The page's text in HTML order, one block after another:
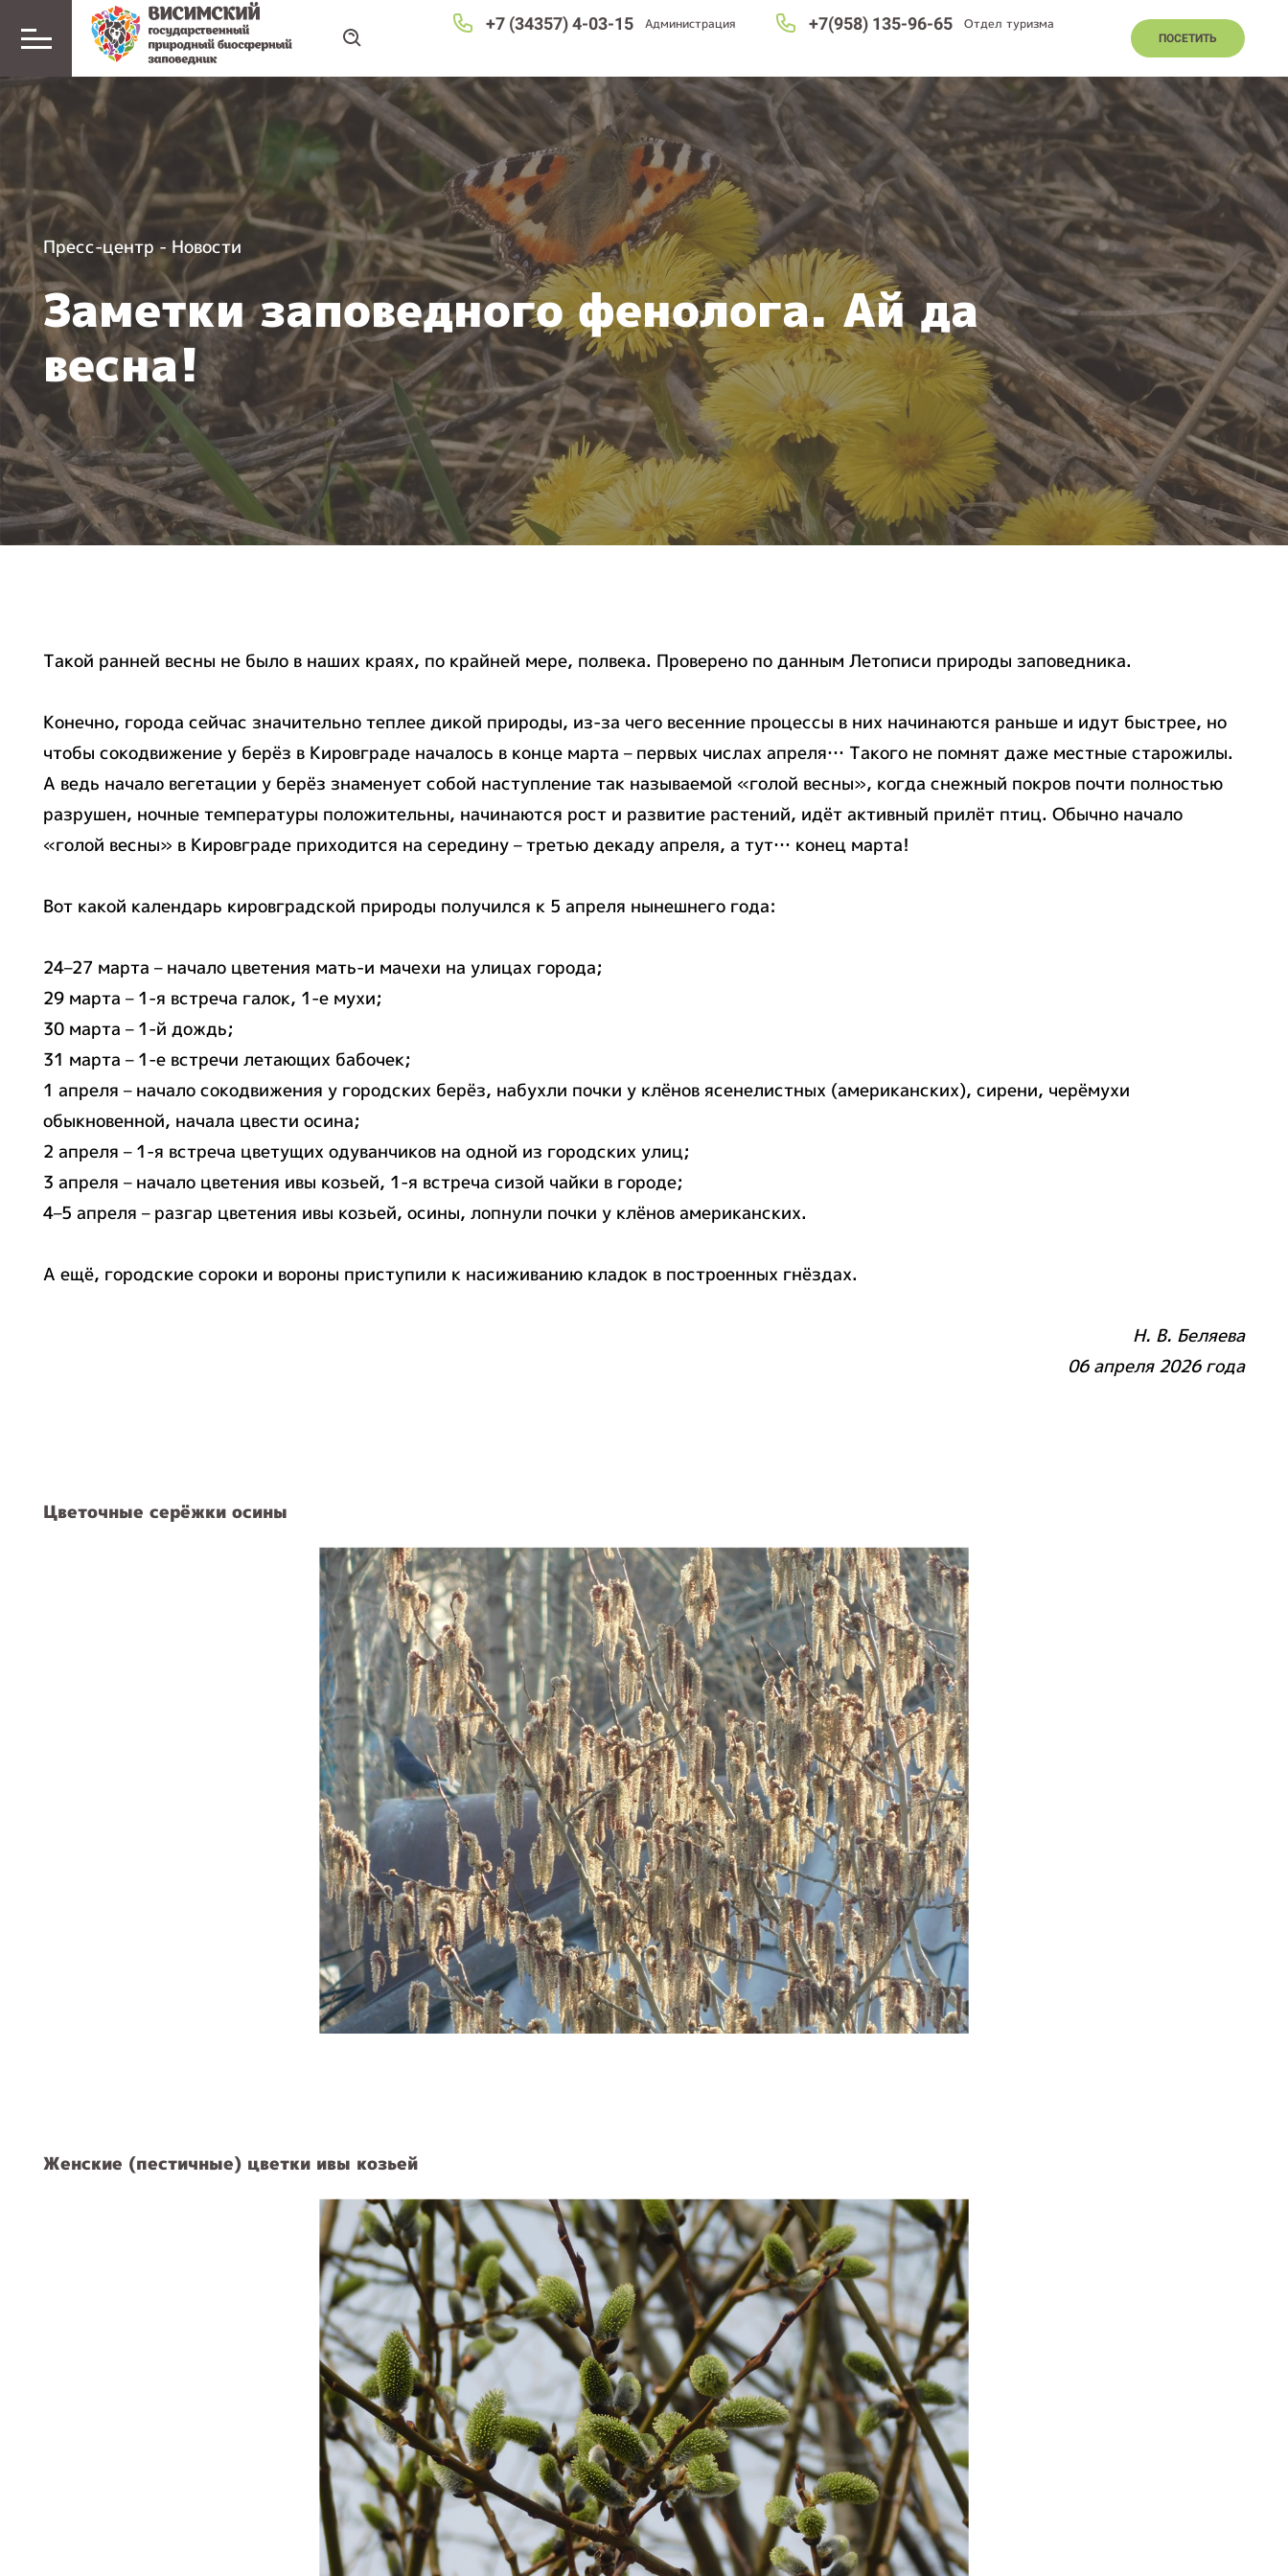
ПОСЕТИТЬ
Отдел туризма
+7(958) 135-96-65
Администрация
+7 (34357) 4-03-15
Пресс-центр- Новости
Заметки заповедного фенолога. Ай да
весна!
Такой ранней весны не было в наших краях, по крайней мере, полвека. Проверено по данным Летописи природы заповедника.
Конечно, города сейчас значительно теплее дикой природы, из-за чего весенние процессы в них начинаются раньше и идут быстрее, но
чтобы сокодвижение у берёз в Кировграде началось в конце марта – первых числах апреля… Такого не помнят даже местные старожилы.
А ведь начало вегетации у берёз знаменует собой наступление так называемой «голой весны», когда снежный покров почти полностью
разрушен, ночные температуры положительны, начинаются рост и развитие растений, идёт активный прилёт птиц. Обычно начало
«голой весны» в Кировграде приходится на середину – третью декаду апреля, а тут… конец марта!
Вот какой календарь кировградской природы получился к 5 апреля нынешнего года:
24–27 марта – начало цветения мать-и мачехи на улицах города;
29 марта – 1-я встреча галок, 1-е мухи;
30 марта – 1-й дождь;
31 марта – 1-е встречи летающих бабочек;
1 апреля – начало сокодвижения у городских берёз, набухли почки у клёнов ясенелистных (американских), сирени, черёмухи
обыкновенной, начала цвести осина;
2 апреля – 1-я встреча цветущих одуванчиков на одной из городских улиц;
3 апреля – начало цветения ивы козьей, 1-я встреча сизой чайки в городе;
4–5 апреля – разгар цветения ивы козьей, осины, лопнули почки у клёнов американских.
А ещё, городские сороки и вороны приступили к насиживанию кладок в построенных гнёздах.
Н. В. Беляева
06 апреля 2026 года
Цветочные серёжки осины
Женские (пестичные) цветки ивы козьей